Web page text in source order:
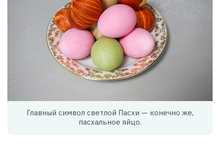
Главный символ светлой Пасхи — конечно же,
пасхальное яйцо.